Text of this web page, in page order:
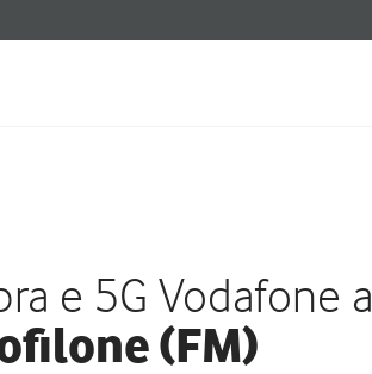
e 5G Vodafone a
(FM)